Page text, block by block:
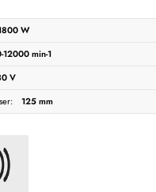
W
min-1
V
125 mm